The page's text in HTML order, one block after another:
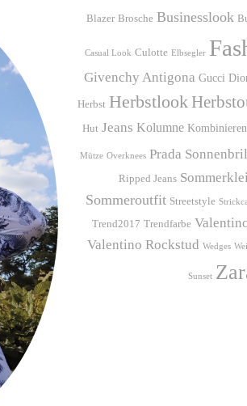
Blazer Brosche Businesslook
Casual Look Culotte Elbsegler
Givenchy Antigona Gucci
Herbst Herbstlook
Hut Jeans Kolumne Kombinieren
Mütze Overknees Prada
Ripped Jeans
Sommeroutfit Streetstyle
Trend2017 Trendfarbe
Valentino Rockstud Wedges
Sunset